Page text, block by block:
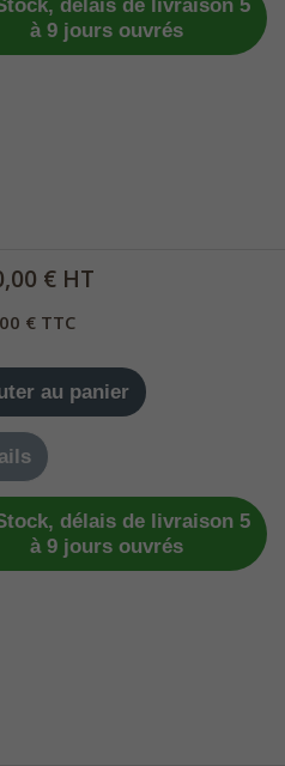
délais de livraison 5
à 9 jours ouvrés
€ HT
€ TTC
au panier
délais de livraison 5
à 9 jours ouvrés